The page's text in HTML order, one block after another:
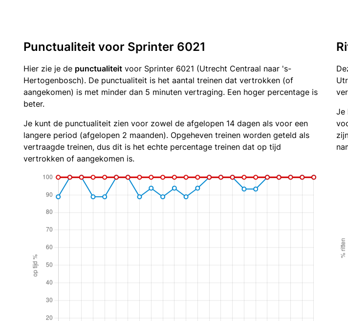
Punctualiteit voor Sprinter 6021
Hier zie je de punctualiteit voor Sprinter 6021 (Utrecht Centraal naar 's-
Hertogenbosch). De punctualiteit is het aantal treinen dat vertrokken (of
aangekomen) is met minder dan 5 minuten vertraging. Een hoger percentage is
beter.
Je kunt de punctualiteit zien voor zowel de afgelopen 14 dagen als voor een
langere period (afgelopen 2 maanden). Opgeheven treinen worden geteld als
vertraagde treinen, dus dit is het echte percentage treinen dat op tijd
vertrokken of aangekomen is.
Je